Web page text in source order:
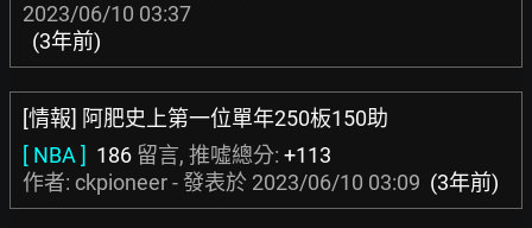
2023/06/10 03:37
(3年前)
[情報] 阿肥史上第一位單年250板150助
[ NBA ] 186 留言, 推噓總分: +113
作者: ckpioneer - 發表於 2023/06/10 03:09 (3年前)